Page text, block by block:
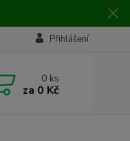
Přihlášení
0 ks
za 0 Kč